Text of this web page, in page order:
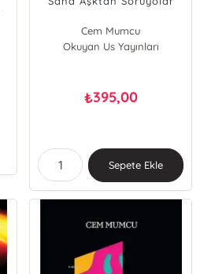
Cem Mumcu
Okuyan Us Yayınları
₺395,00
Sepete Ekle